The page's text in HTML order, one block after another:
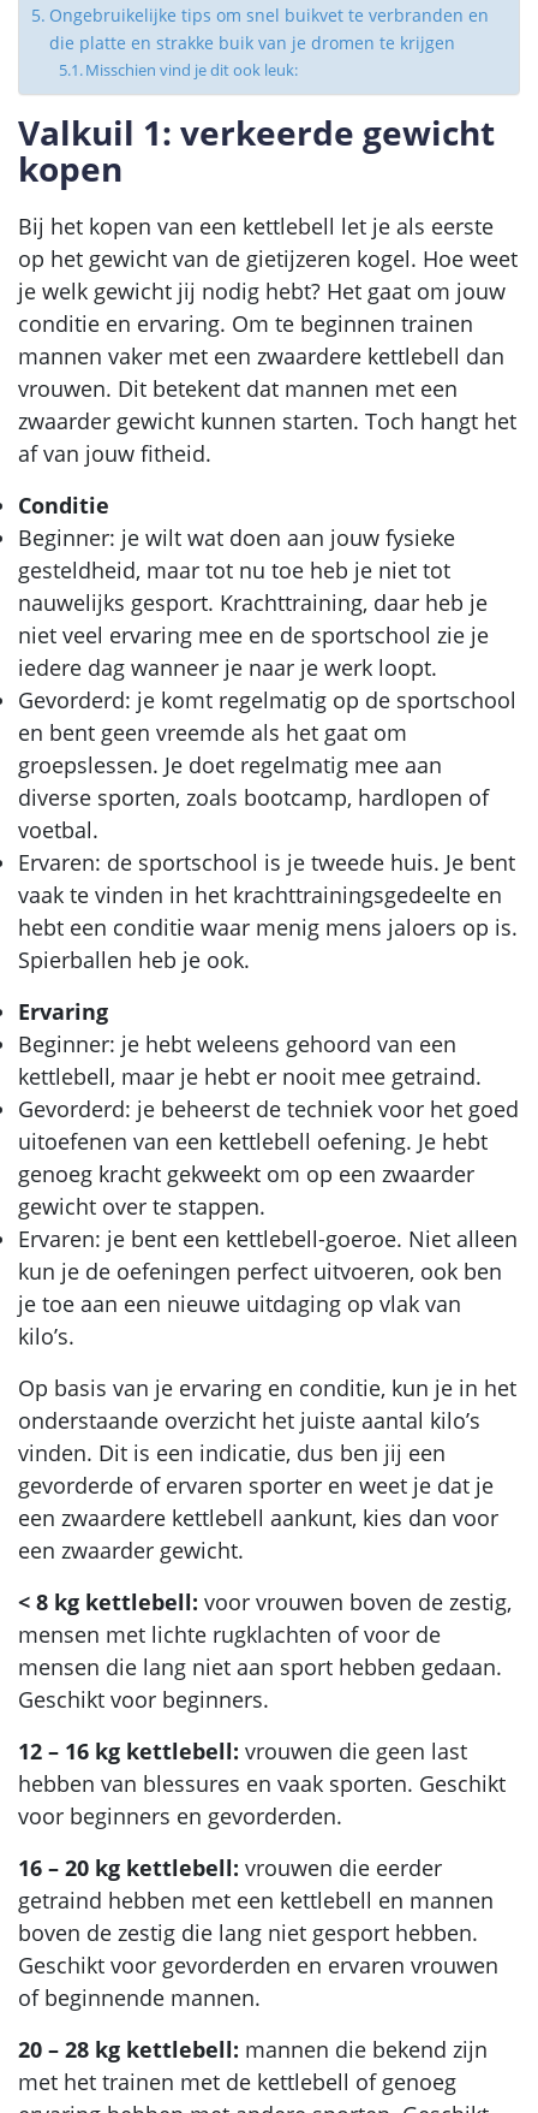
Ongebruikelijke tips om snel buikvet te verbranden en
die platte en strakke buik van je dromen te krijgen
Misschien vind je dit ook leuk:
Valkuil 1: verkeerde gewicht
kopen
Bij het kopen van een kettlebell let je als eerste
op het gewicht van de gietijzeren kogel. Hoe weet
je welk gewicht jij nodig hebt? Het gaat om jouw
conditie en ervaring. Om te beginnen trainen
mannen vaker met een zwaardere kettlebell dan
vrouwen. Dit betekent dat mannen met een
zwaarder gewicht kunnen starten. Toch hangt het
af van jouw fitheid.
Conditie
Beginner: je wilt wat doen aan jouw fysieke
gesteldheid, maar tot nu toe heb je niet tot
nauwelijks gesport. Krachttraining, daar heb je
niet veel ervaring mee en de sportschool zie je
iedere dag wanneer je naar je werk loopt.
Gevorderd: je komt regelmatig op de sportschool
en bent geen vreemde als het gaat om
groepslessen. Je doet regelmatig mee aan
diverse sporten, zoals bootcamp, hardlopen of
voetbal.
Ervaren: de sportschool is je tweede huis. Je bent
vaak te vinden in het krachttrainingsgedeelte en
hebt een conditie waar menig mens jaloers op is.
Spierballen heb je ook.
Ervaring
Beginner: je hebt weleens gehoord van een
kettlebell, maar je hebt er nooit mee getraind.
Gevorderd: je beheerst de techniek voor het goed
uitoefenen van een kettlebell oefening. Je hebt
genoeg kracht gekweekt om op een zwaarder
gewicht over te stappen.
Ervaren: je bent een kettlebell-goeroe. Niet alleen
kun je de oefeningen perfect uitvoeren, ook ben
je toe aan een nieuwe uitdaging op vlak van
kilo’s.
Op basis van je ervaring en conditie, kun je in het
onderstaande overzicht het juiste aantal kilo’s
vinden. Dit is een indicatie, dus ben jij een
gevorderde of ervaren sporter en weet je dat je
een zwaardere kettlebell aankunt, kies dan voor
een zwaarder gewicht.
< 8 kg kettlebell: voor vrouwen boven de zestig,
mensen met lichte rugklachten of voor de
mensen die lang niet aan sport hebben gedaan.
Geschikt voor beginners.
12 – 16 kg kettlebell: vrouwen die geen last
hebben van blessures en vaak sporten. Geschikt
voor beginners en gevorderden.
16 – 20 kg kettlebell: vrouwen die eerder
getraind hebben met een kettlebell en mannen
boven de zestig die lang niet gesport hebben.
Geschikt voor gevorderden en ervaren vrouwen
of beginnende mannen.
20 – 28 kg kettlebell: mannen die bekend zijn
met het trainen met de kettlebell of genoeg